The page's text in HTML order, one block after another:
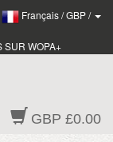
Français/GBP/
SUR WOPA+
GBP £0.00